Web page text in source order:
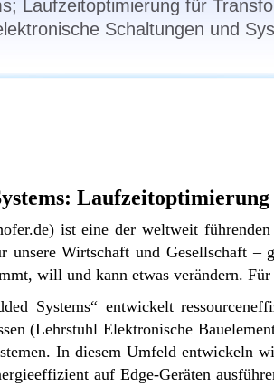
Laufzeitoptimierung für
Schaltungen und
) ist eine der weltweit führenden
unsere Wirtschaft und Gesellschaft –
will und kann etwas verändern.
Systems“ entwickelt
(Lehrstuhl Elektronische
In diesem Umfeld entwickeln
auf Edge-Geräten